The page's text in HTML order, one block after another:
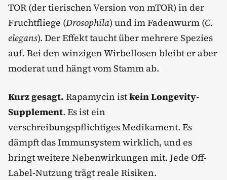
TOR (der tierischen Version von mTOR) in der
Fruchtfliege (Drosophila) und im Fadenwurm (C.
elegans). Der Effekt taucht über mehrere Spezies
auf. Bei den winzigen Wirbellosen bleibt er aber
moderat und hängt vom Stamm ab.
Kurz gesagt. Rapamycin istkein Longevity-
Supplement. Es ist ein
verschreibungspflichtiges Medikament. Es
dämpft das Immunsystem wirklich, und es
bringt weitere Nebenwirkungen mit. Jede Off-
Label-Nutzung trägt reale Risiken.